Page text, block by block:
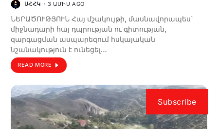
ՍՀՀԿ 3 ԱՄԻՍ AGO
ՆԵՐԱԾՈՒԹՅՈՒՆ Հայ մշակույթի, մասնավորապես`
միջնադարի հայ դպրության ու գիտության,
զարգացման ասպարեզում հսկայական
նշանակություն է ունեցել…
READ MORE
Subscribe